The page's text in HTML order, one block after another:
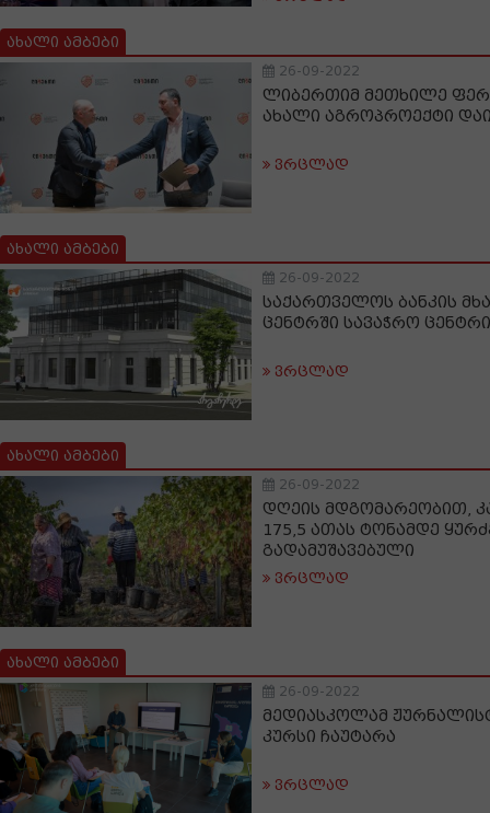
ახალი ამბები
26-09-2022
ლიბერთიმ მეთხილე
ახალი აგროპროექტი
ვრცლად
ახალი ამბები
26-09-2022
საქართველოს ბანკის
ცენტრში სავაჭრო ცენტრი
ვრცლად
ახალი ამბები
26-09-2022
დღეის მდგომარეობით,
175,5 ათას ტონამდე
გადამუშავებული
ვრცლად
ახალი ამბები
26-09-2022
მედიასკოლამ
კურსი ჩაუტარა
ვრცლად